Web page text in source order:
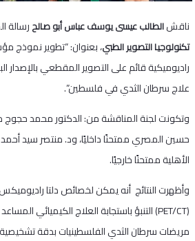
ناقشالطالب عيسى يوسف عباس أبو صالح رسالة
تكنولوجيا التصوير الطبي، بعنوان: “تطوير نموذج
راديوميكية قائم على التصوير المقطعي بالإصدار
علاج سرطان الثدي في فلسطين”.
وتكونت لجنة المناقشة من: الدكتور محمد حجوج
حسين المصري ممتحنًا داخليًا، ود. منتصر سيد
الأهلية ممتحنًا خارجيًا.
وأظهرت النتائج أنه يمكن لخصائص دلتا
مريضات سرطان الثدي الفلسطينيات بدقة